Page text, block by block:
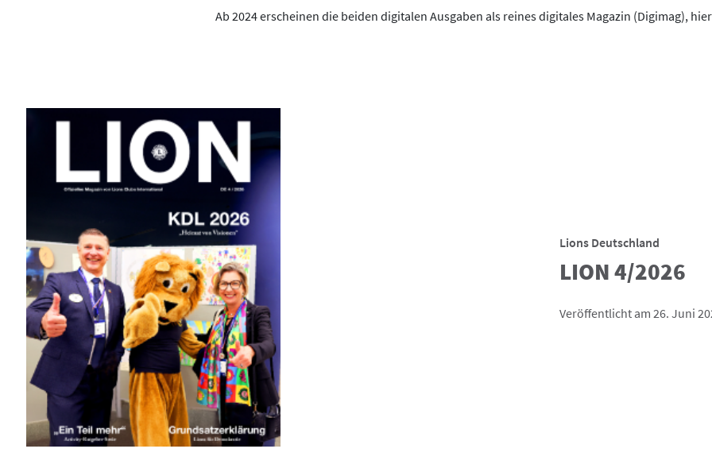
Ab 2024 erscheinen die beiden digitalen Ausgaben als reines digitales Magazin (Digimag),
Lions Deutschland
LION 4/2026
Veröffentlicht am 26. Juni